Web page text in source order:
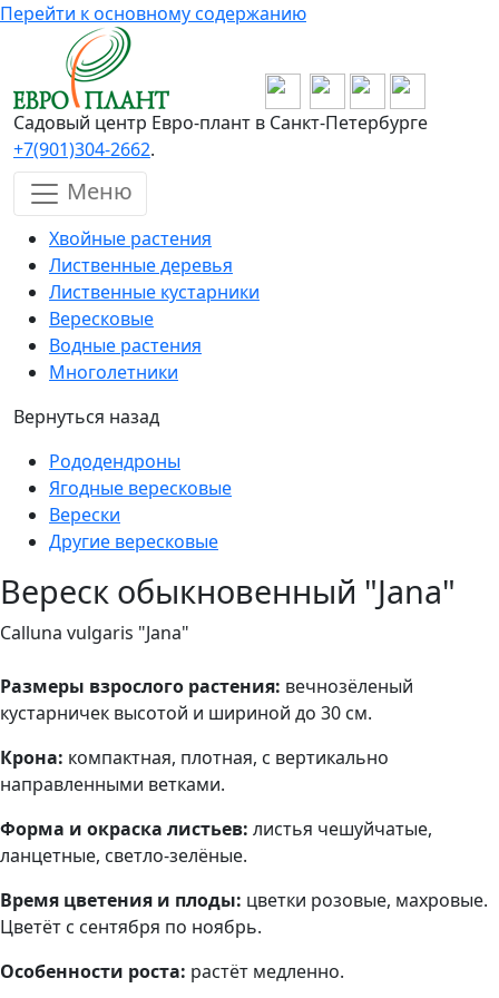
Перейти к основному содержанию
Садовый центр Евро-плант в Санкт-Петербурге
+7(901)304-2662.
Меню
Хвойные растения
Лиственные деревья
Лиственные кустарники
Вересковые
Водные растения
Многолетники
Вернуться назад
Рододендроны
Ягодные вересковые
Верески
Другие вересковые
Вереск обыкновенный "Jana"
Calluna vulgaris "Jana"
Размеры взрослого растения: вечнозёленый
кустарничек высотой и шириной до 30 см.
Крона: компактная, плотная, с вертикально
направленными ветками.
Форма и окраска листьев: листья чешуйчатые,
ланцетные, светло-зелёные.
Время цветения и плоды: цветки розовые, махровые.
Цветёт с сентября по ноябрь.
Особенности роста: растёт медленно.